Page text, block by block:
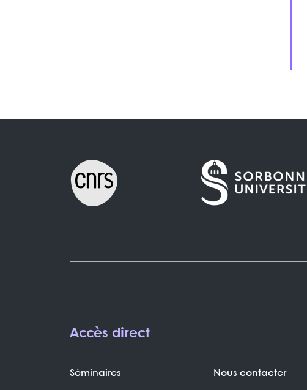
Accès direct
Séminaires Nous contacter